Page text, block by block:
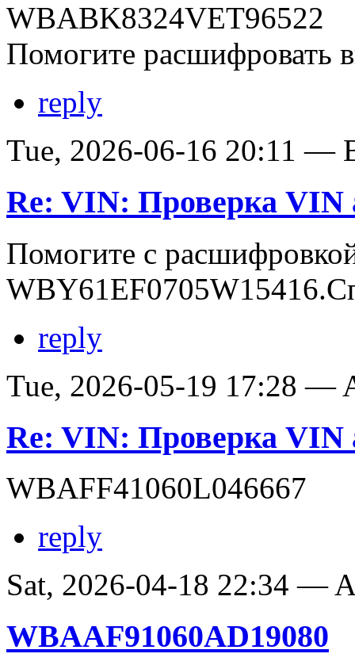
WBABK8324VET96522
Помогите расшифровать
reply
Tue, 2026-06-16 20:11 —
Re: VIN: Проверка VIN
Помогите с
reply
Tue, 2026-05-19 17:28 —
Re: VIN: Проверка VIN
WBAFF41060L046667
reply
Sat, 2026-04-18 22:34 —
WBAAF91060AD19080